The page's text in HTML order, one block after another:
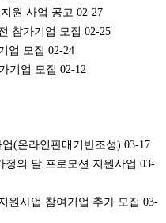
원 사업 공고 02-27
참가기업 모집 02-25
업 모집 02-24
기업 모집 02-12
(온라인판매기반조성) 03-17
정의 달 프로모션 지원사업 03-
원사업 참여기업 추가 모집 03-